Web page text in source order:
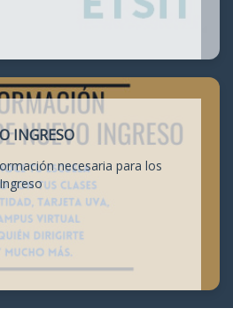
INGRESO
necesaria para los